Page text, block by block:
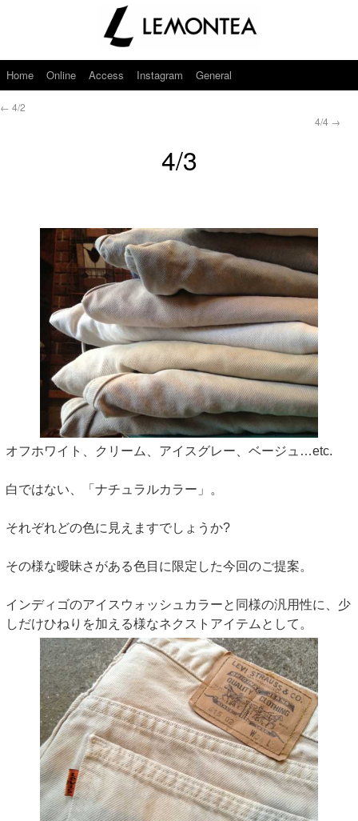
Home Online Access Instagram General
← 4/2
4/4 →
4/3
オフホワイト、クリーム、アイスグレー、ベージュ…etc.
白ではない、「ナチュラルカラー」。
それぞれどの色に見えますでしょうか?
その様な曖昧さがある色目に限定した今回のご提案。
インディゴのアイスウォッシュカラーと同様の汎用性に、少
しだけひねりを加える様なネクストアイテムとして。